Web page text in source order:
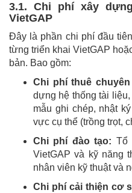
3.1. Chi phí xây
VietGAP
Đây là phần chi phí đầu
từng triển khai VietGAP
bản. Bao gồm:
Chi phí thuê
dựng hệ thống tài
mẫu ghi chép, nhật
vực cụ thể (trồng trọt,
Chi phí đào tạo: Tổ
VietGAP và kỹ năng
nhân viên kỹ thuật và
Chi phí cải thiện cơ